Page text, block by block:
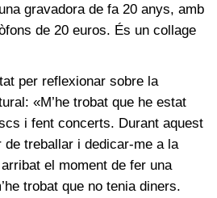
gravadora de fa 20 anys, amb
de 20 euros. És un collage
per reflexionar sobre la
«M’he trobat que he estat
i fent concerts. Durant aquest
de treballar i dedicar-me a la
el moment de fer una
trobat que no tenia diners.